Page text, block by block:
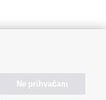
Ne prihvaćam